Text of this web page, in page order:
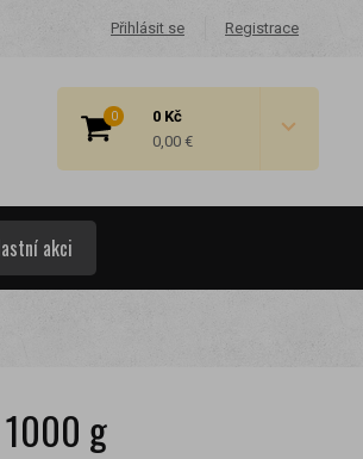
Registrace
Přihlásit se
0
0 Kč
0,00 €
akci
g